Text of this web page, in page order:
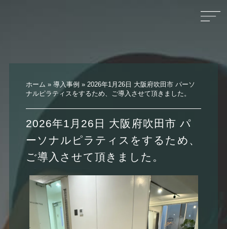
ホーム » 導入事例 » 2026年1月26日 大阪府吹田市 パーソ
ナルピラティスをするため、ご導入させて頂きました。
2026年1月26日 大阪府吹田市 パ
ーソナルピラティスをするため、
ご導入させて頂きました。